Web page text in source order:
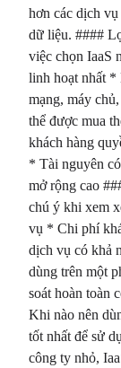
hơn các dịch
dữ liệu. ####
việc chọn IaaS
linh hoạt nhất *
mạng, máy
thể được mua
khách hàng
* Tài nguyên
mở rộng cao
chú ý khi xem
vụ * Chi phí
dịch vụ có khả
dùng trên một
soát hoàn toàn
Khi nào nên
tốt nhất để sử
công ty nhỏ,